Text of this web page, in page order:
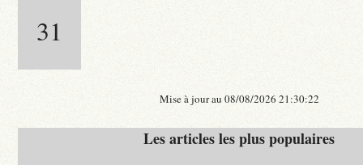
31
Mise à jour au 08/08/2026 21:30:22
Les articles les plus populaires